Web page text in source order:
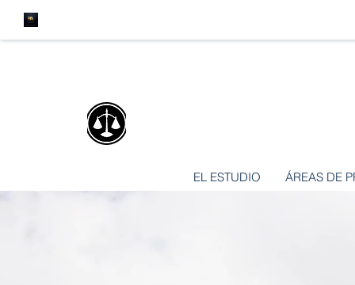
EL ESTUDIO ÁREAS DE